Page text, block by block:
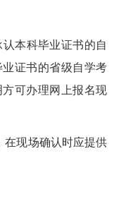
本科毕业证书的自
证书的省级自学考
可办理网上报名现
在现场确认时应提供